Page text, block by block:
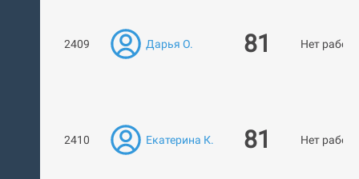
2409 Дарья О. 81 Нет работ
2410 Екатерина К. 81 Нет работ